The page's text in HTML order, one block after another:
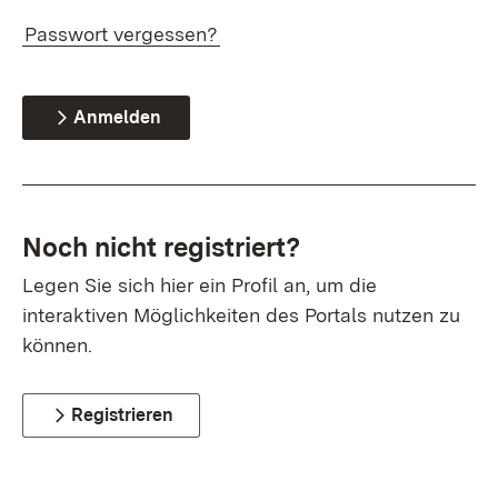
Passwort vergessen?
Anmelden
Noch nicht registriert?
Legen Sie sich hier ein Profil an, um die
interaktiven Möglichkeiten des Portals nutzen zu
können.
Registrieren